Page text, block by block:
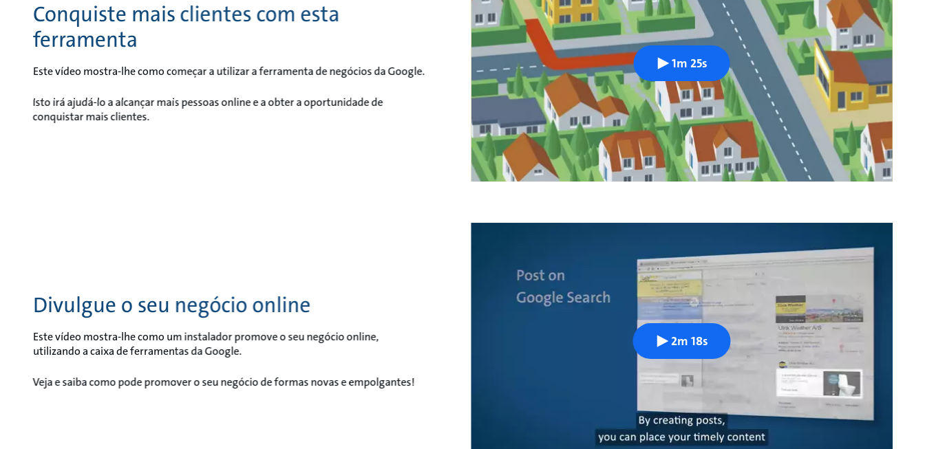
Conquiste mais clientes com esta
ferramenta
Este vídeo mostra-lhe como começar a utilizar a ferramenta de negócios da Google.
Isto irá ajudá-lo a alcançar mais pessoas online e a obter a oportunidade de
conquistar mais clientes.
1m 25s
Divulgue o seu negócio online
Este vídeo mostra-lhe como um instalador promove o seu negócio online,
utilizando a caixa de ferramentas da Google.
Veja e saiba como pode promover o seu negócio de formas novas e empolgantes!
2m 18s